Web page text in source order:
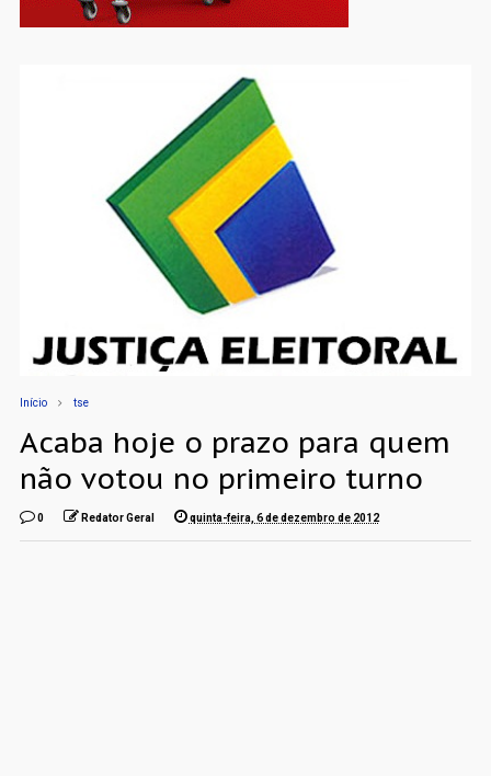
Início tse
Acaba hoje o prazo para quem
não votou no primeiro turno
0 Redator Geral quinta-feira, 6 de dezembro de 2012